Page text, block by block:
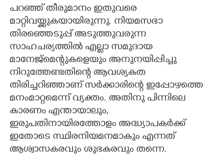
പറഞ്ഞ് തീരുമാനം ഇതുവരെ
മാറ്റിവയ്ക്കുകയായിരുന്നു. നിയമസഭാ
തിരഞ്ഞെടുപ്പ് അടുത്തുവരുന്ന
സാഹചര്യത്തിൽ എല്ലാ സമുദായ
മാനേജ്മെന്റുകളെയും അനുനയിപ്പിച്ചു
നിറുത്തേണ്ടതിന്റെ ആവശ്യകത
തിരിച്ചറിഞ്ഞാണ് സർക്കാരിന്റെ ഇപ്പോഴത്തെ
മനംമാറ്റമെന്ന് വ്യക്തം. അതിനു പിന്നിലെ
കാരണം എന്തായാലും,​
ഇരുപതിനായിരത്തോളം അദ്ധ്യാപകർക്ക്
ഇതോടെ സ്ഥിരനിയമനമാകും എന്നത്
ആശ്വാസകരവും ശുഭകരവും തന്നെ.